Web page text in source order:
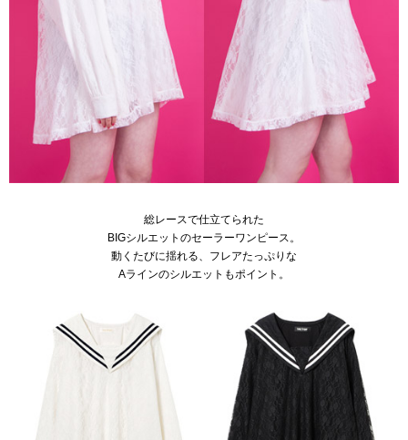
総レースで仕立てられた
BIGシルエットのセーラーワンピース。
動くたびに揺れる、フレアたっぷりな
Aラインのシルエットもポイント。